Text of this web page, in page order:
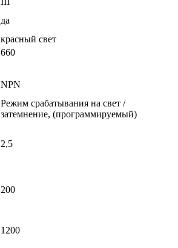
да
красный свет
660
NPN
Режим срабатывания на свет /
затемнение, (программируемый)
2,5
200
1200